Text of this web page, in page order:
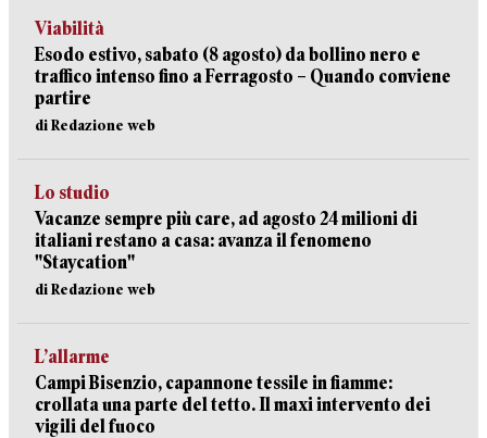
Viabilità
Esodo estivo, sabato (8 agosto) da bollino nero e
traffico intenso fino a Ferragosto – Quando conviene
partire
di Redazione web
Lo studio
Vacanze sempre più care, ad agosto 24 milioni di
italiani restano a casa: avanza il fenomeno
"Staycation"
di Redazione web
L’allarme
Campi Bisenzio, capannone tessile in fiamme:
crollata una parte del tetto. Il maxi intervento dei
vigili del fuoco